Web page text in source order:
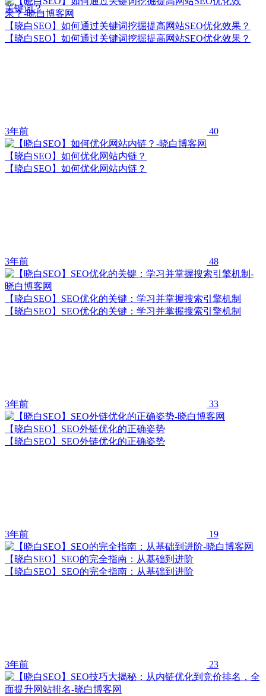
关键词？
【晓白SEO】如何通过关键词挖掘提高网站SEO优化效果？
【晓白SEO】如何通过关键词挖掘提高网站SEO优化效果？
3年前 40
【晓白SEO】如何优化网站内链？
【晓白SEO】如何优化网站内链？
3年前 48
【晓白SEO】SEO优化的关键：学习并掌握搜索引擎机制
【晓白SEO】SEO优化的关键：学习并掌握搜索引擎机制
3年前 33
【晓白SEO】SEO外链优化的正确姿势
【晓白SEO】SEO外链优化的正确姿势
3年前 19
【晓白SEO】SEO的完全指南：从基础到进阶
【晓白SEO】SEO的完全指南：从基础到进阶
3年前 23